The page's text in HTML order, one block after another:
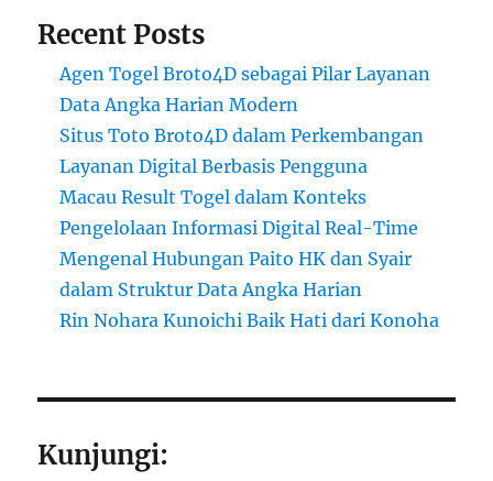
Recent Posts
Agen Togel Broto4D sebagai Pilar Layanan
Data Angka Harian Modern
Situs Toto Broto4D dalam Perkembangan
Layanan Digital Berbasis Pengguna
Macau Result Togel dalam Konteks
Pengelolaan Informasi Digital Real-Time
Mengenal Hubungan Paito HK dan Syair
dalam Struktur Data Angka Harian
Rin Nohara Kunoichi Baik Hati dari Konoha
Kunjungi: